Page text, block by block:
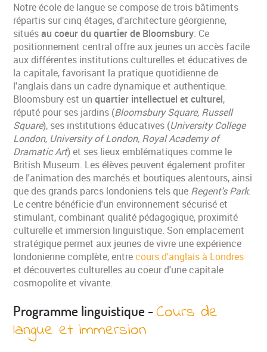
ÉTAPE 1/2
Notre école de langue se compose de trois bâtiments
répartis sur cinq étages, d'architecture géorgienne,
situésau coeur du quartier de Bloomsbury. Ce
positionnement central offre aux jeunes un accès facile
aux différentes institutions culturelles et éducatives de
la capitale, favorisant la pratique quotidienne de
l'anglais dans un cadre dynamique et authentique.
Bloomsbury est unquartier intellectuel et culturel,
réputé pour ses jardins (Bloomsbury Square, Russell
Square), ses institutions éducatives (University College
London, University of London, Royal Academy of
Dramatic Art) et ses lieux emblématiques comme le
British Museum. Les élèves peuvent également profiter
de l'animation des marchés et boutiques alentours, ainsi
que des grands parcs londoniens tels que Regent's Park.
Le centre bénéficie d'un environnement sécurisé et
stimulant, combinant qualité pédagogique, proximité
culturelle et immersion linguistique. Son emplacement
stratégique permet aux jeunes de vivre une expérience
londonienne complète, entrecours d'anglais à Londres
et découvertes culturelles au coeur d'une capitale
cosmopolite et vivante.
Programme linguistique -Cours de
langue et immersion